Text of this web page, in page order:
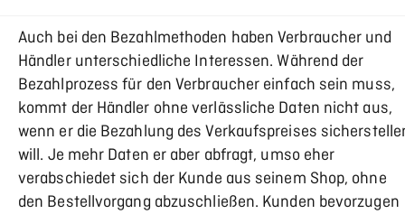
Auch bei den Bezahlmethoden haben Verbraucher und
Händler unterschiedliche Interessen. Während der
Bezahlprozess für den Verbraucher einfach sein muss,
kommt der Händler ohne verlässliche Daten nicht aus,
wenn er die Bezahlung des Verkaufspreises
will. Je mehr Daten er aber abfragt, umso eher
verabschiedet sich der Kunde aus seinem Shop, ohne
den Bestellvorgang abzuschließen. Kunden bevorzugen